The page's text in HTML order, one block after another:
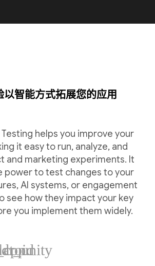
以智能方式拓展您的应用
Testing helps you improve your
it easy to run, analyze, and
and marketing experiments. It
power to test changes to your
AI systems, or engagement
see how they impact your key
you implement them widely.